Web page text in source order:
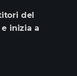
del
inizia a